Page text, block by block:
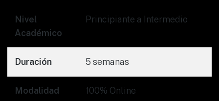
Nivel
Académico
Principiante a Intermedio
Duración 5 semanas
Modalidad 100% Online